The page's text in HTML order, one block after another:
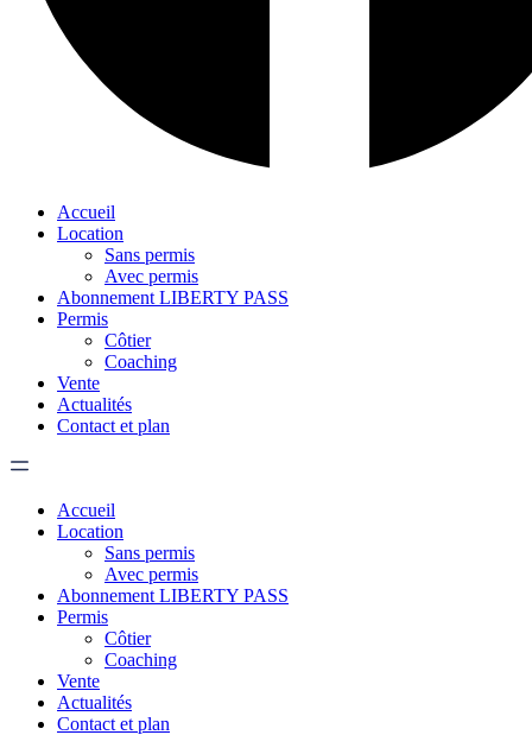
Accueil
Location
Sans permis
Avec permis
Abonnement LIBERTY PASS
Permis
Côtier
Coaching
Vente
Actualités
Contact et plan
Accueil
Location
Sans permis
Avec permis
Abonnement LIBERTY PASS
Permis
Côtier
Coaching
Vente
Actualités
Contact et plan